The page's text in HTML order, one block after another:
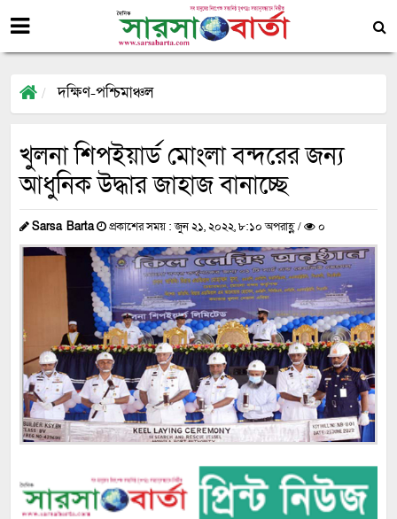
দক্ষিণ-পশ্চিমাঞ্চল
খুলনা শিপইয়ার্ড মোংলা বন্দরের জন্য
আধুনিক উদ্ধার জাহাজ বানাচ্ছে
Sarsa Barta প্রকাশের সময় : জুন ২১, ২০২২, ৮:১০ অপরাহ্ণ / ০